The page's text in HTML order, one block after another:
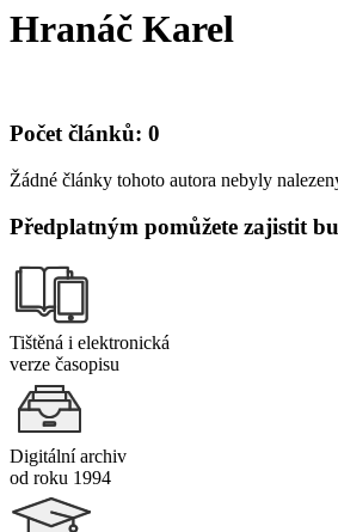
Hranáč Karel
Počet článků: 0
Žádné články tohoto autora nebyly
Předplatným pomůžete zajistit
Tištěná i elektronická
verze časopisu
Digitální archiv
od roku 1994